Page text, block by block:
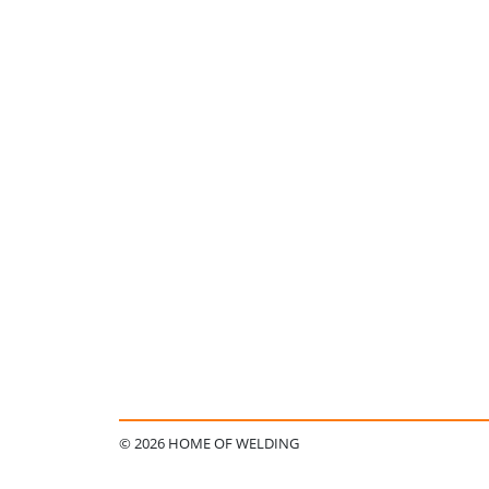
© 2026 HOME OF WELDING